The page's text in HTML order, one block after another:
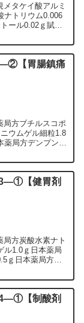
タケイ酸アルミ
ナトリウム0.006
ール0.02ｇ賦形
【胃腸鎮痛
局方ブチルスコポ
ウムゲル細粒1.8
局方デンプン，
【健胃剤
方炭酸水素ナト
ル1.0ｇ日本薬局
ｇ日本薬局方ゲ
【制酸剤